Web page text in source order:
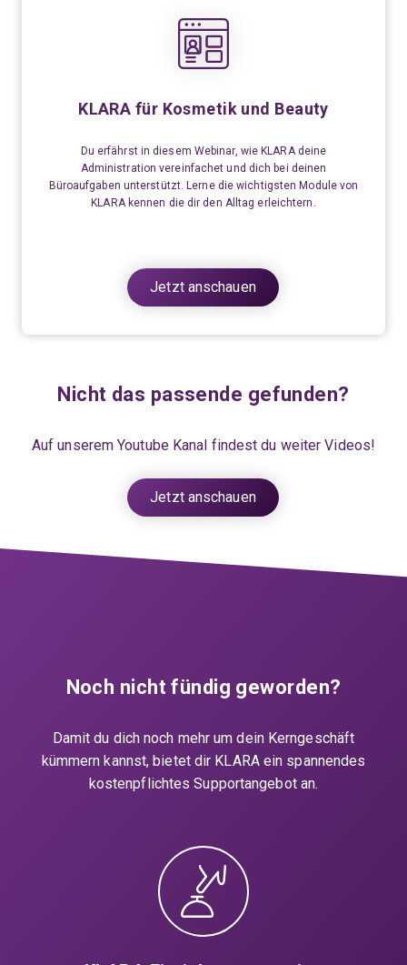
KLARA für Kosmetik und Beauty
Du erfährst in diesem Webinar, wie KLARA deine
Administration vereinfachet und dich bei deinen
Büroaufgaben unterstützt. Lerne die wichtigsten Module von
KLARA kennen die dir den Alltag erleichtern.
Jetzt anschauen
Nicht das passende gefunden?
Auf unseremYoutubeKanal findest du weiter Videos!
Jetzt anschauen
Noch nicht fündig geworden?
Damit du dich noch mehr um dein Kerngeschäft
kümmern kannst, bietet dir KLARA ein spannendes
kostenpflichtes Supportangebot an.